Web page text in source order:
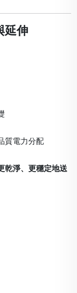
延伸
質電力分配
乾淨、更穩定地送